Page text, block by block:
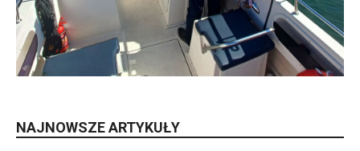
NAJNOWSZE ARTYKUŁY